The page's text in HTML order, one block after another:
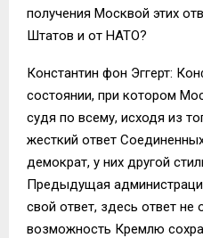
получения Москвой этих
Штатов и от НАТО?
Константин фон Эггерт:
состоянии, при котором
судя по всему, исходя из
жесткий ответ
демократ, у них другой
Предыдущая
свой ответ, здесь ответ не
возможность Кремлю